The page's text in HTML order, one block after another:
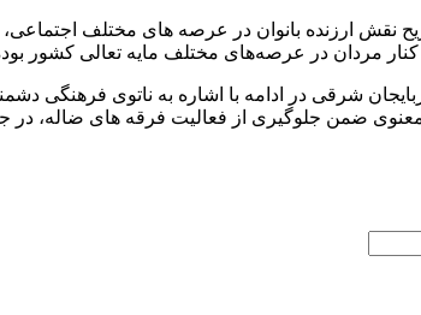
نقش ارزنده بانوان در عرصه های مختلف
در کنار مردان در عرصه‌های مختلف مایه تعالی
شرقی در ادامه با اشاره به ناتوی فرهنگی
معنوی ضمن جلوگیری از فعالیت فرقه های ضاله،